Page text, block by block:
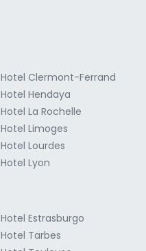
Hotel Clermont-Ferrand
Hotel Hendaya
Hotel La Rochelle
Hotel Limoges
Hotel Lourdes
Hotel Lyon
Hotel Estrasburgo
Hotel Tarbes